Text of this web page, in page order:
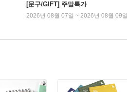
[문구/GIFT] 주말특가
2026년 08월 07일 ~ 2026년 08월 09일